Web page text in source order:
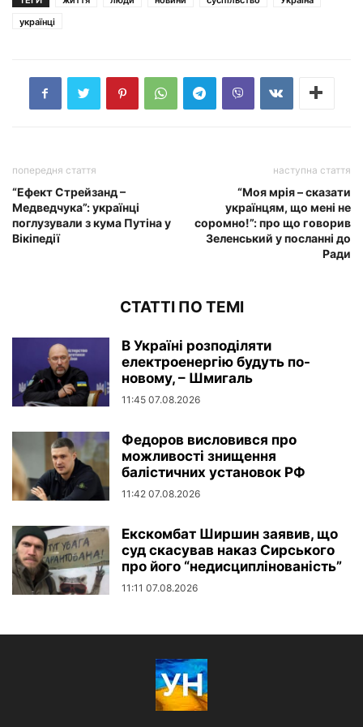
українці
попередня стаття
“Ефект Стрейзанд –
Медведчука”: українці
поглузували з кума Путіна у
Вікіпедії
наступна стаття
“Моя мрія – сказати
українцям, що мені не
соромно!”: про що говорив
Зеленський у посланні до
Ради
СТАТТІ ПО ТЕМІ
В Україні розподіляти
електроенергію будуть по-
новому, – Шмигаль
11:45 07.08.2026
Федоров висловився про
можливості знищення
балістичних установок РФ
11:42 07.08.2026
Екскомбат Ширшин заявив, що
суд скасував наказ Сирського
про його “недисциплінованість”
11:11 07.08.2026